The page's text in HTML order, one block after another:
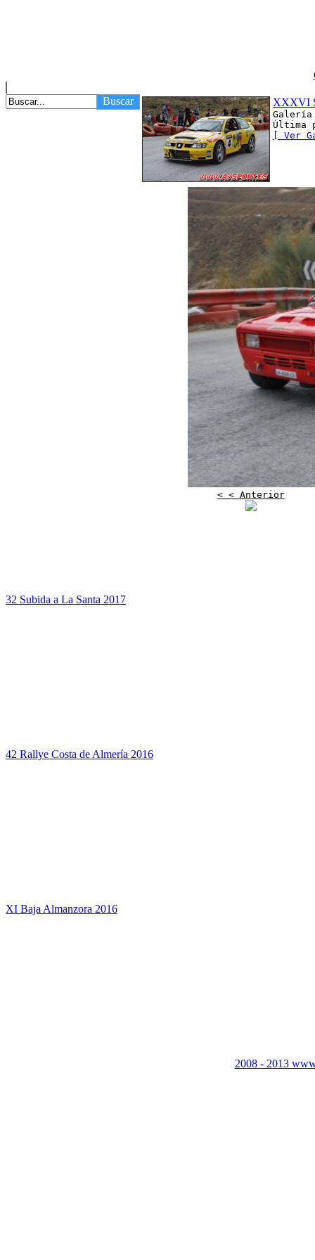
Buscar XXXVI
Última
[ Ver
< < Anterior
32 Subida a La Santa 2017
42 Rallye Costa de Almería 2016
XI Baja Almanzora 2016
2008 - 2013